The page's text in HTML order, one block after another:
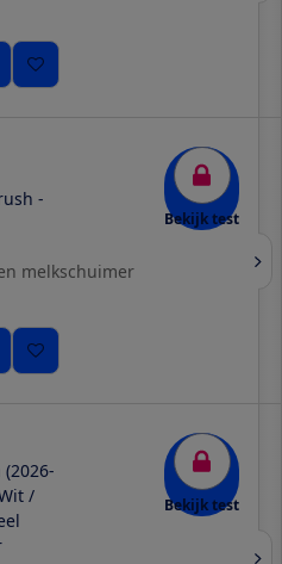
-
Bekijk test
melkschuimer
/
Bekijk test